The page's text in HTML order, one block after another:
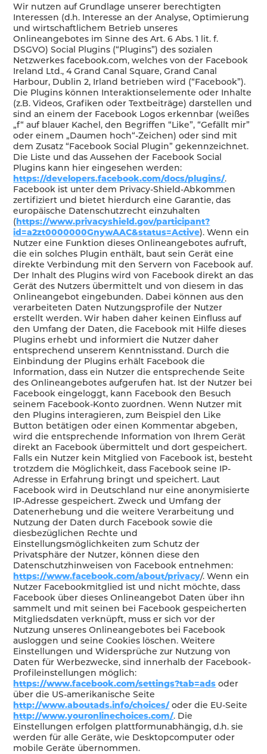
Wir nutzen auf Grundlage unserer berechtigten
Interessen (d.h. Interesse an der Analyse, Optimierung
und wirtschaftlichem Betrieb unseres
Onlineangebotes im Sinne des Art. 6 Abs. 1 lit. f.
DSGVO) Social Plugins (“Plugins”) des sozialen
Netzwerkes facebook.com, welches von der Facebook
Ireland Ltd., 4 Grand Canal Square, Grand Canal
Harbour, Dublin 2, Irland betrieben wird (“Facebook”).
Die Plugins können Interaktionselemente oder Inhalte
(z.B. Videos, Grafiken oder Textbeiträge) darstellen und
sind an einem der Facebook Logos erkennbar (weißes
„f“ auf blauer Kachel, den Begriffen “Like”, “Gefällt mir”
oder einem „Daumen hoch“-Zeichen) oder sind mit
dem Zusatz “Facebook Social Plugin” gekennzeichnet.
Die Liste und das Aussehen der Facebook Social
Plugins kann hier eingesehen werden:
https://developers.facebook.com/docs/plugins/.
Facebook ist unter dem Privacy-Shield-Abkommen
zertifiziert und bietet hierdurch eine Garantie, das
europäische Datenschutzrecht einzuhalten
(https://www.privacyshield.gov/participant?
id=a2zt0000000GnywAAC&status=Active). Wenn ein
Nutzer eine Funktion dieses Onlineangebotes aufruft,
die ein solches Plugin enthält, baut sein Gerät eine
direkte Verbindung mit den Servern von Facebook auf.
Der Inhalt des Plugins wird von Facebook direkt an das
Gerät des Nutzers übermittelt und von diesem in das
Onlineangebot eingebunden. Dabei können aus den
verarbeiteten Daten Nutzungsprofile der Nutzer
erstellt werden. Wir haben daher keinen Einfluss auf
den Umfang der Daten, die Facebook mit Hilfe dieses
Plugins erhebt und informiert die Nutzer daher
entsprechend unserem Kenntnisstand. Durch die
Einbindung der Plugins erhält Facebook die
Information, dass ein Nutzer die entsprechende Seite
des Onlineangebotes aufgerufen hat. Ist der Nutzer bei
Facebook eingeloggt, kann Facebook den Besuch
seinem Facebook-Konto zuordnen. Wenn Nutzer mit
den Plugins interagieren, zum Beispiel den Like
Button betätigen oder einen Kommentar abgeben,
wird die entsprechende Information von Ihrem Gerät
direkt an Facebook übermittelt und dort gespeichert.
Falls ein Nutzer kein Mitglied von Facebook ist, besteht
trotzdem die Möglichkeit, dass Facebook seine IP-
Adresse in Erfahrung bringt und speichert. Laut
Facebook wird in Deutschland nur eine anonymisierte
IP-Adresse gespeichert. Zweck und Umfang der
Datenerhebung und die weitere Verarbeitung und
Nutzung der Daten durch Facebook sowie die
diesbezüglichen Rechte und
Einstellungsmöglichkeiten zum Schutz der
Privatsphäre der Nutzer, können diese den
Datenschutzhinweisen von Facebook entnehmen:
https://www.facebook.com/about/privacy/. Wenn ein
Nutzer Facebookmitglied ist und nicht möchte, dass
Facebook über dieses Onlineangebot Daten über ihn
sammelt und mit seinen bei Facebook gespeicherten
Mitgliedsdaten verknüpft, muss er sich vor der
Nutzung unseres Onlineangebotes bei Facebook
ausloggen und seine Cookies löschen. Weitere
Einstellungen und Widersprüche zur Nutzung von
Daten für Werbezwecke, sind innerhalb der Facebook-
Profileinstellungen möglich:
https://www.facebook.com/settings?tab=ads oder
über die US-amerikanische Seite
http://www.aboutads.info/choices/oder die EU-Seite
http://www.youronlinechoices.com/. Die
Einstellungen erfolgen plattformunabhängig, d.h. sie
werden für alle Geräte, wie Desktopcomputer oder
mobile Geräte übernommen.